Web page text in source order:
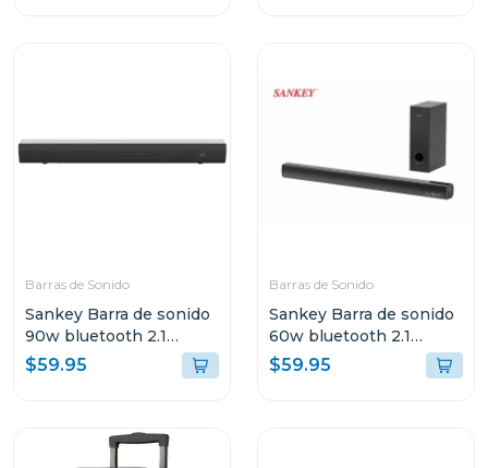
Barras de Sonido
Sankey Barra de sonido
90w bluetooth 2.1
canales + subwoofer
hmt83
$59.95
Barras de Sonido
Sankey Barra de sonido
60w bluetooth 2.1
canales + subwoofer
hmt66
$59.95